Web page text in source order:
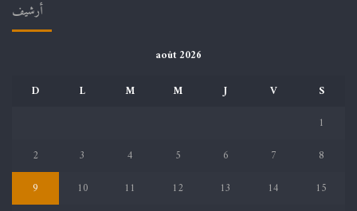
أرشيف
août 2026
D
L M M J V
S
1
2
3 4 5 6 7
8
9
10 11 12 13 14
15